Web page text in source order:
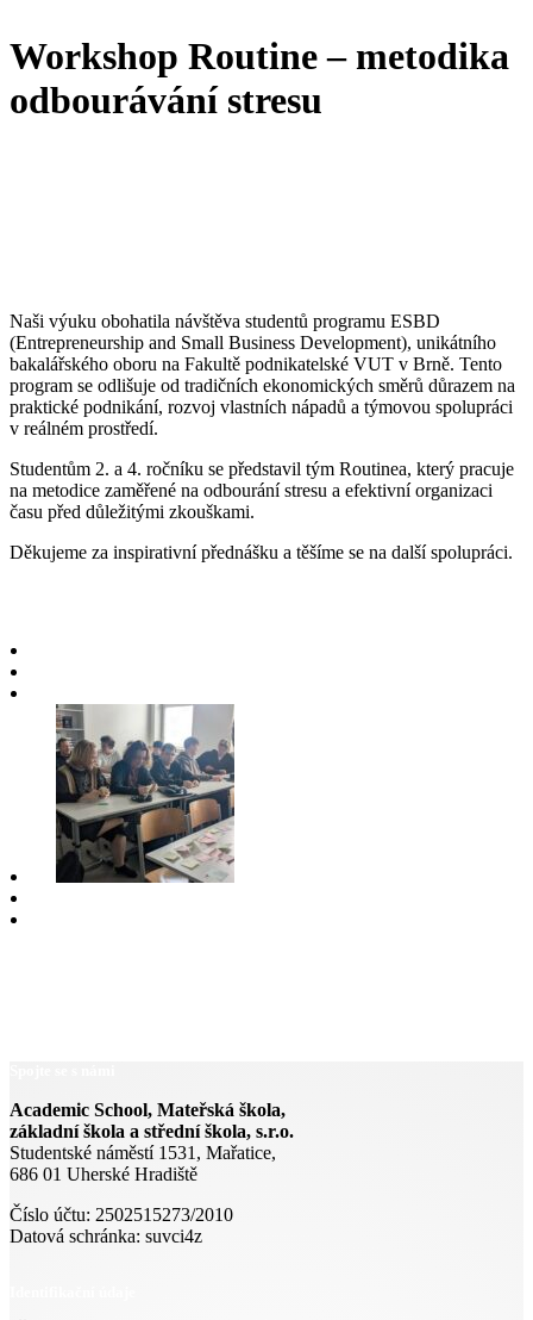
Workshop Routine – metodika
odbourávání stresu
Naši výuku obohatila návštěva studentů programu ESBD
(Entrepreneurship and Small Business Development), unikátního
bakalářského oboru na Fakultě podnikatelské VUT v Brně. Tento
program se odlišuje od tradičních ekonomických směrů důrazem na
praktické podnikání, rozvoj vlastních nápadů a týmovou spolupráci
v reálném prostředí.
Studentům 2. a 4. ročníku se představil tým Routinea, který pracuje
na metodice zaměřené na odbourání stresu a efektivní organizaci
času před důležitými zkouškami.
Děkujeme za inspirativní přednášku a těšíme se na další spolupráci.
Academic School, Mateřská škola,
základní škola a střední škola, s.r.o.
Studentské náměstí 1531, Mařatice,
686 01 Uherské Hradiště
Číslo účtu: 2502515273/2010
Datová schránka: suvci4z